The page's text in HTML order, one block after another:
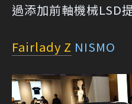
過添加前軸機械LSD
Fairlady Z NISMO